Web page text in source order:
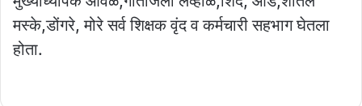
मस्के,डोंगरे, मोरे सर्व शिक्षक वृंद व कर्मचारी सहभाग घेतला
होता.